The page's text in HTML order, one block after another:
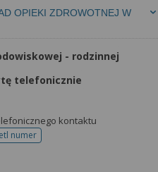
OPIEKI ZDROWOTNEJ W
- rodzinnej
telefonicznie
kontaktu
numer
telefonu do rejestracji